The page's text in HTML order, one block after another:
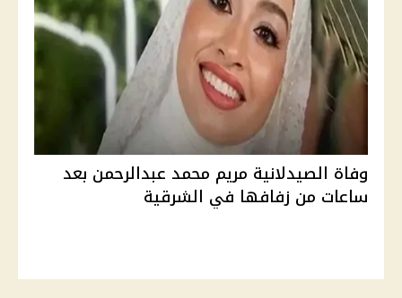
وفاة الصيدلانية مريم محمد عبدالرحمن بعد
ساعات من زفافها في الشرقية